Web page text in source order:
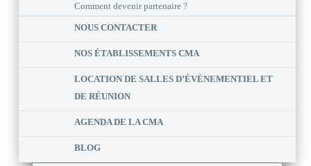
Comment devenir partenaire ?
NOUS CONTACTER
NOS ÉTABLISSEMENTS CMA
LOCATION DE SALLES D’ÉVÈNEMENTIEL ET
DE RÉUNION
AGENDA DE LA CMA
BLOG